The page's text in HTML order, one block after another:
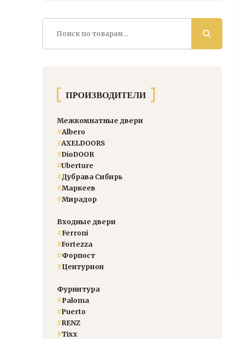
Искать:
ПРОИЗВОДИТЕЛИ
Межкомнатные двери
#Albero
#AXELDOORS
#DioDOOR
#Uberture
#Дубрава Сибирь
#Маркеев
#Мирадор
Входные двери
#Ferroni
#Fortezza
#Форпост
#Центурион
Фурнитура
#Paloma
#Puerto
#RENZ
#Тixx